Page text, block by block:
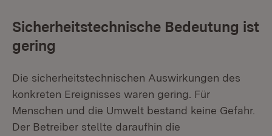
Sicherheitstechnische Bedeutung ist
gering
Die sicherheitstechnischen Auswirkungen des
konkreten Ereignisses waren gering. Für
Menschen und die Umwelt bestand keine Gefahr.
Der Betreiber stellte daraufhin die